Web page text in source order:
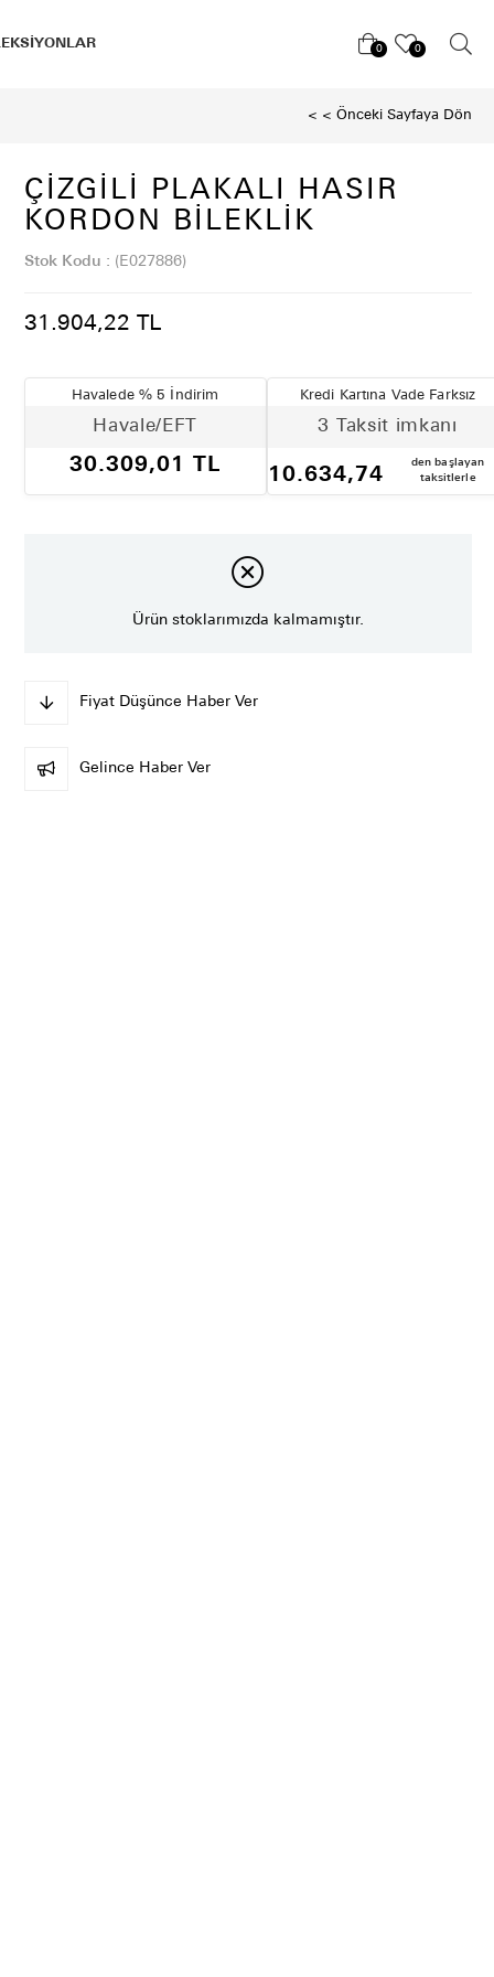
0 0
< < Önceki Sayfaya Dön
ÇIZGILI PLAKALI HASIR
KORDON BILEKLIK
Stok Kodu (E027886)
31.904,22 TL
Havalede % 5 İndirim
Havale/EFT
30.309,01 TL
Kredi Kartına Vade Farksız
3 Taksit imkanı
10.634,74
den başlayan
taksitlerle
Ürün stoklarımızda kalmamıştır.
Fiyat Düşünce Haber Ver
Gelince Haber Ver